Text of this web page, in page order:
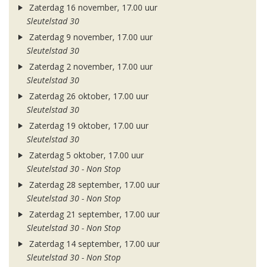
Zaterdag 16 november, 17.00 uur
Sleutelstad 30
Zaterdag 9 november, 17.00 uur
Sleutelstad 30
Zaterdag 2 november, 17.00 uur
Sleutelstad 30
Zaterdag 26 oktober, 17.00 uur
Sleutelstad 30
Zaterdag 19 oktober, 17.00 uur
Sleutelstad 30
Zaterdag 5 oktober, 17.00 uur
Sleutelstad 30 - Non Stop
Zaterdag 28 september, 17.00 uur
Sleutelstad 30 - Non Stop
Zaterdag 21 september, 17.00 uur
Sleutelstad 30 - Non Stop
Zaterdag 14 september, 17.00 uur
Sleutelstad 30 - Non Stop